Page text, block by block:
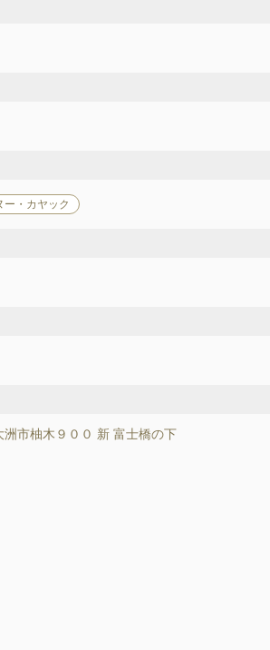
ー・カヤック
市柚木９００ 新 富士橋の下